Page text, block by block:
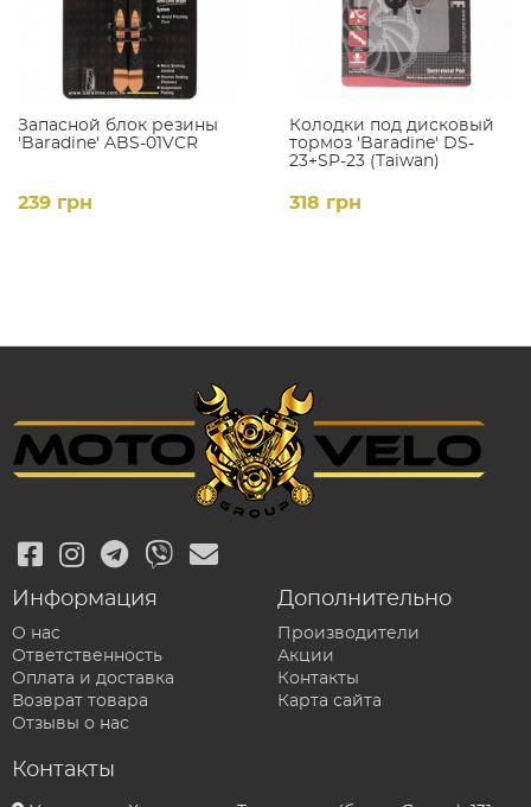
Запасной блок резины
'Baradine' ABS-01VCR
239 грн
Колодки под дисковый
тормоз 'Baradine' DS-
23+SP-23 (Taiwan)
318 грн
Информация
О нас
Ответственность
Оплата и доставка
Возврат товара
Отзывы о нас
Дополнительно
Производители
Акции
Контакты
Карта сайта
Контакты